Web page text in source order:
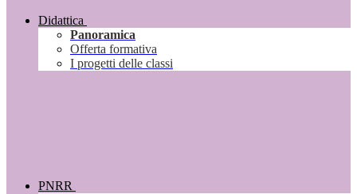
Didattica
Panoramica
Offerta formativa
I progetti delle classi
PNRR